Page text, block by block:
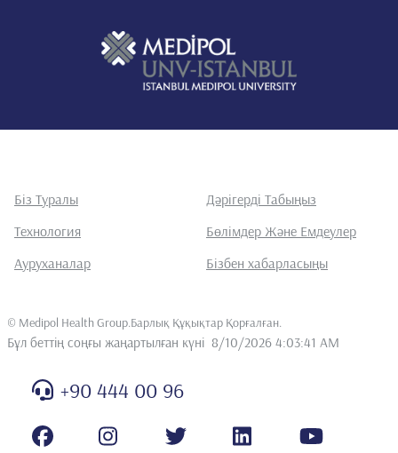
Біз Туралы
Дәрігерді Табыңыз
Технология
Бөлімдер Және Емдеулер
Ауруханалар
Бізбен хабарласыңы
© Medipol Health Group.Барлық Құқықтар Қорғалған
Бұл беттің соңғы жаңартылған күні 8/10/2026 4:03:41 AM
+90 444 00 96